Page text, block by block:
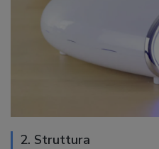
2. Struttura